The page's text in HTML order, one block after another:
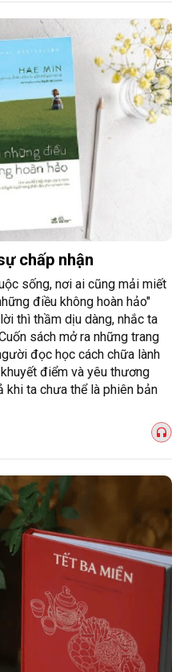
chấp nhận
sống, nơi ai cũng mải miết
điều không hoàn hảo"
thì thầm dịu dàng, nhắc ta
sách mở ra những trang
đọc học cách chữa lành
điểm và yêu thương
khi ta chưa thể là phiên bản